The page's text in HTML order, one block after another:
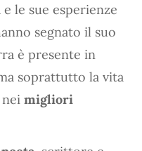
e le sue esperienze
segnato il suo
è presente in
soprattutto la vita
migliori